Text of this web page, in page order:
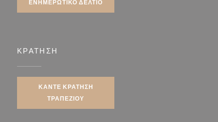
ΕΝΗΜΕΡΩΤΙΚΌ ΔΕΛΤΊΟ
ΚΡΆΤΗΣΗ
ΚΆΝΤΕ ΚΡΆΤΗΣΗ
ΤΡΑΠΕΖΙΟΎ